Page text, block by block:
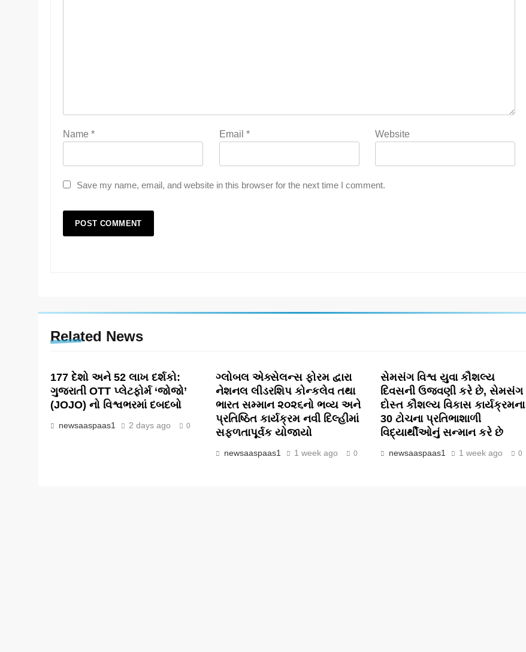
Name * Email * Website
Save my name, email, and website in this browser for the next time I comment.
Related News
177 દેશો અને 52 લાખ દર્શકો:
ગુજરાતી OTT પ્લેટફોર્મ ‘જોજો’
(JOJO) નો વિશ્વભરમાં દબદબો
newsaaspaas1 2 days ago 0
ગ્લોબલ એક્સેલન્સ ફોરમ દ્વારા
નેશનલ લીડરશિપ કોન્કલેવ તથા
ભારત સમ્માન ૨૦૨૬નો ભવ્ય અને
પ્રતિષ્ઠિત કાર્યક્રમ નવી દિલ્હીમાં
સફળતાપૂર્વક યોજાયો
newsaaspaas1 1 week ago 0
સેમસંગ વિશ્વ યુવા કૌશલ્ય
દિવસની ઉજવણી કરે છે, સેમસંગ
દોસ્ત કૌશલ્ય વિકાસ કાર્યક્રમના
30 ટોચના પ્રતિભાશાળી
વિદ્યાર્થીઓનું સન્માન કરે છે
newsaaspaas1 1 week ago 0